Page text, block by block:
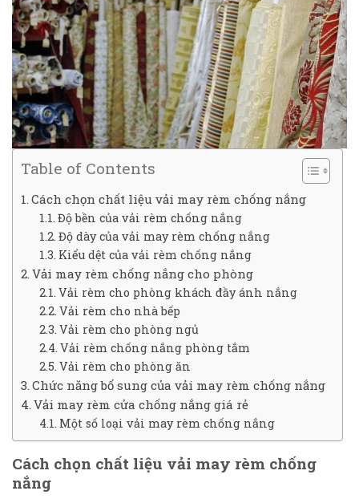
Table of Contents
Cách chọn chất liệu vải may rèm chống nắng
Độ bền của vải rèm chống nắng
Độ dày của vải may rèm chống nắng
Kiểu dệt của vải rèm chống nắng
Vải may rèm chống nắng cho phòng
Vải rèm cho phòng khách đầy ánh nắng
Vải rèm cho nhà bếp
Vải rèm cho phòng ngủ
Vải rèm chống nắng phòng tắm
Vải rèm cho phòng ăn
Chức năng bổ sung của vải may rèm chống nắng
Vải may rèm cửa chống nắng giá rẻ
Một số loại vải may rèm chống nắng
Cách chọn chất liệu vải may rèm chống
nắng